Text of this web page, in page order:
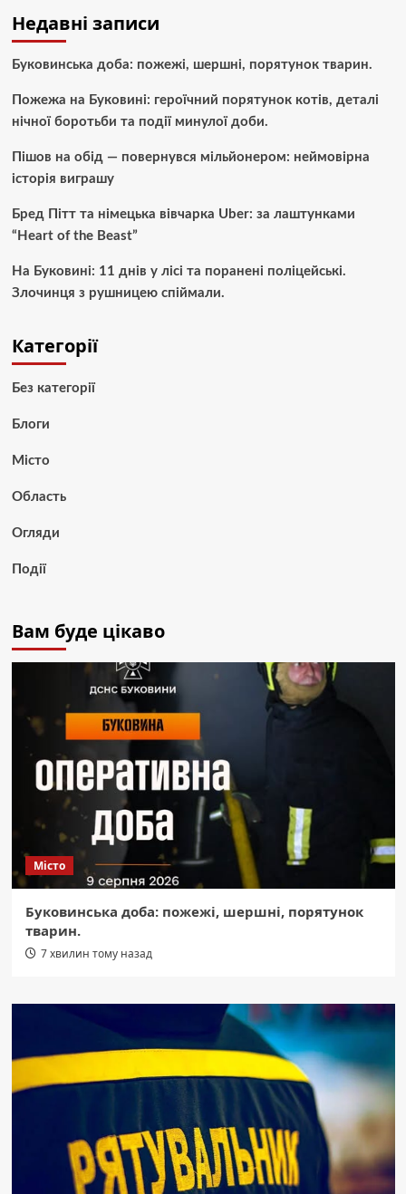
Недавні записи
Буковинська доба: пожежі, шершні, порятунок тварин.
Пожежа на Буковині: героїчний порятунок котів, деталі
нічної боротьби та події минулої доби.
Пішов на обід — повернувся мільйонером: неймовірна
історія виграшу
Бред Пітт та німецька вівчарка Uber: за лаштунками
“Heart of the Beast”
На Буковині: 11 днів у лісі та поранені поліцейські.
Злочинця з рушницею спіймали.
Категорії
Без категорії
Блоги
Місто
Область
Огляди
Події
Вам буде цікаво
Місто
Буковинська доба: пожежі, шершні, порятунок
тварин.
7 хвилин тому назад